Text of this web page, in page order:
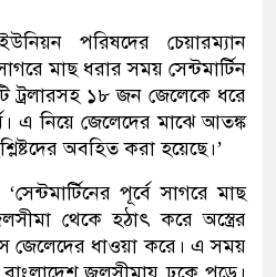
পরিষদের চেয়ারম্যান
মাছ ধরার সময় সেন্টমার্টিন
ট্রলারসহ ১৮ জন জেলেকে ধরে
এ নিয়ে জেলেদের মাঝে আতঙ্ক
অবহিত করা হয়েছে।’
পূর্বে সাগরে মাছ
থেকে হঠাৎ করে অস্ত্রের
জেলেদের ধাওয়া করে। এ সময়